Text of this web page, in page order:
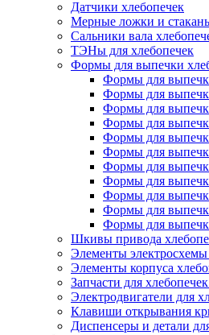
Датчики хлебопечек
Мерные ложки и
Сальники вала
ТЭНы для хлебопечек
Формы для выпечки
Формы для
Формы для
Формы для
Формы для
Формы для
Формы для
Формы для
Формы для
Формы для
Формы для
Формы для
Шкивы привода
Элементы электросхемы
Элементы корпуса
Запчасти для
Электродвигатели для
Клавиши открывания
Диспенсеры и детали